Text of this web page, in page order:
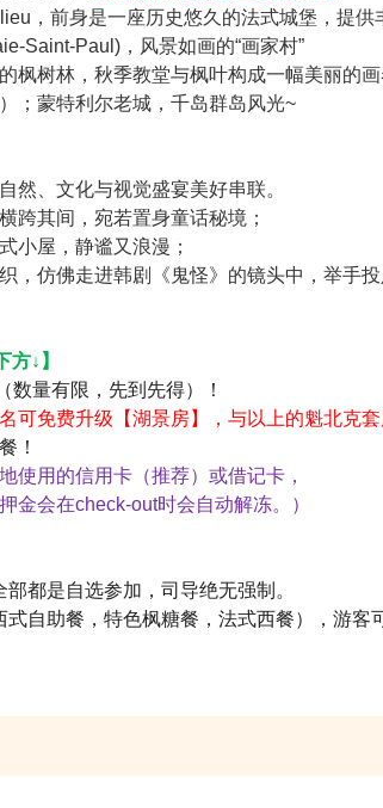
，前身是一座历史悠久的法式城堡，提供
Saint-Paul) ，风景如画的“画家村”
枫树林，秋季教堂与枫叶构成一幅美丽的画
；蒙特利尔老城，千岛群岛风光~
然、文化与视觉盛宴美好串联。
跨其间，宛若置身童话秘境；
小屋，静谧又浪漫；
，仿佛走进韩剧《鬼怪》的镜头中，举手投
↓】
（数量有限，先到先得）！
可免费升级【湖景房】，与以上的魁北克套
！
使用的信用卡（推荐）或借记卡，
金会在check-out时会自动解冻。）
都是自选参加，司导绝无强制。
自助餐，特色枫糖餐，法式西餐），游客